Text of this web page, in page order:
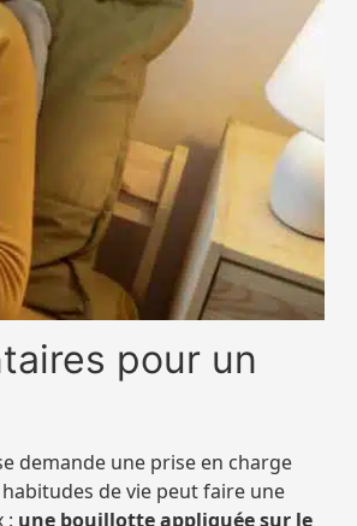
pour un
demande une prise en charge
de vie peut faire une
: une bouillotte appliquée sur le